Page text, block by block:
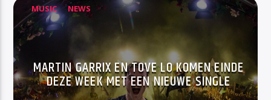
MUSIC NEWS
MARTIN GARRIX EN TOVE LO KOMEN EINDE
DEZE WEEK MET EEN NIEUWE SINGLE